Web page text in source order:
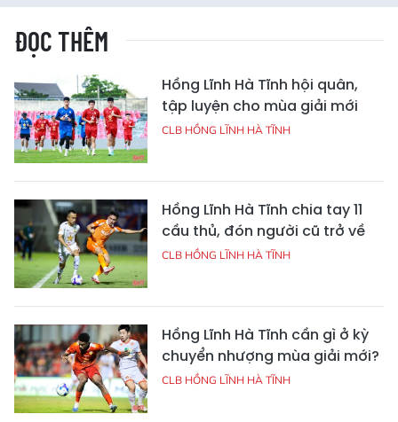
ĐỌC THÊM
Hồng Lĩnh Hà Tĩnh hội quân,
tập luyện cho mùa giải mới
CLB HỒNG LĨNH HÀ TĨNH
Hồng Lĩnh Hà Tĩnh chia tay 11
cầu thủ, đón người cũ trở về
CLB HỒNG LĨNH HÀ TĨNH
Hồng Lĩnh Hà Tĩnh cần gì ở kỳ
chuyển nhượng mùa giải mới?
CLB HỒNG LĨNH HÀ TĨNH